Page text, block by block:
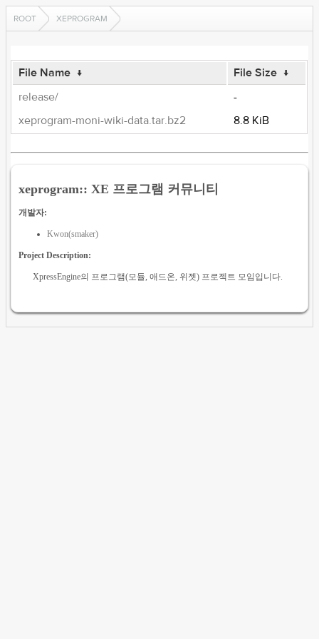
ROOT XEPROGRAM
File Name ↓ File Size ↓
release/
-
xeprogram-moni-wiki-data.tar.bz2
8.8 KiB
xeprogram:: XE 프로그램 커뮤니티
개발자:
Kwon(smaker)
Project Description:
XpressEngine의 프로그램(모듈, 애드온, 위젯) 프로젝트 모임입니다.